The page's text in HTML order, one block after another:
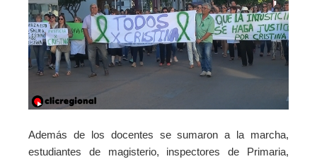
Además de los docentes se sumaron a la marcha,
estudiantes de magisterio, inspectores de Primaria,